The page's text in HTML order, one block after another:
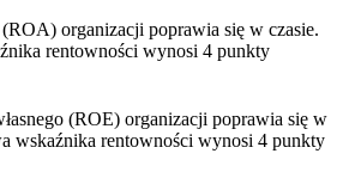
organizacji poprawia się w czasie.
rentowności wynosi 4 punkty
(ROE) organizacji poprawia się w
wskaźnika rentowności wynosi 4 punkty